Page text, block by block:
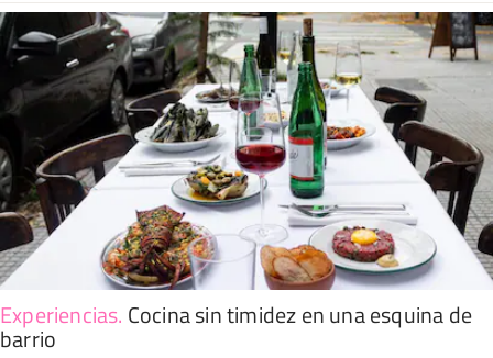
Experiencias. Cocina sin timidez en una esquina de
barrio